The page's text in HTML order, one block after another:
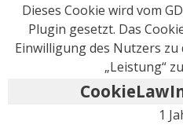
Dieses Cookie wird vom
Plugin gesetzt. Das
Einwilligung des Nutzers
„Leistung“
1